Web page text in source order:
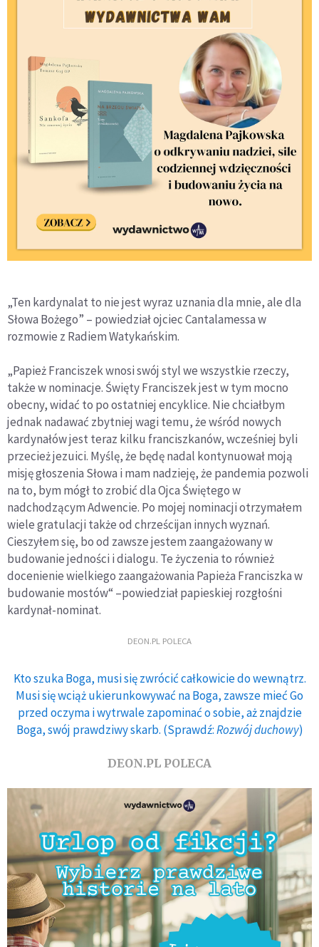
„Ten kardynalat to nie jest wyraz uznania dla mnie, ale dla
Słowa Bożego” – powiedział ojciec Cantalamessa w
rozmowie z Radiem Watykańskim.
„Papież Franciszek wnosi swój styl we wszystkie rzeczy,
także w nominacje. Święty Franciszek jest w tym mocno
obecny, widać to po ostatniej encyklice. Nie chciałbym
jednak nadawać zbytniej wagi temu, że wśród nowych
kardynałów jest teraz kilku franciszkanów, wcześniej byli
przecież jezuici. Myślę, że będę nadal kontynuował moją
misję głoszenia Słowa i mam nadzieję, że pandemia pozwoli
na to, bym mógł to zrobić dla Ojca Świętego w
nadchodzącym Adwencie. Po mojej nominacji otrzymałem
wiele gratulacji także od chrześcijan innych wyznań.
Cieszyłem się, bo od zawsze jestem zaangażowany w
budowanie jedności i dialogu. Te życzenia to również
docenienie wielkiego zaangażowania Papieża Franciszka w
budowanie mostów“ –powiedział papieskiej rozgłośni
kardynał-nominat.
DEON.PL POLECA
Kto szuka Boga, musi się zwrócić całkowicie do wewnątrz.
Musi się wciąż ukierunkowywać na Boga, zawsze mieć Go
przed oczyma i wytrwale zapominać o sobie, aż znajdzie
Boga, swój prawdziwy skarb. (Sprawdź:Rozwój duchowy)
DEON.PL POLECA